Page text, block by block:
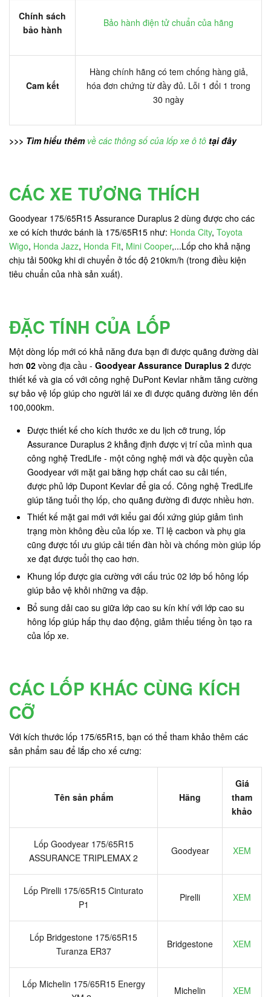
Chính sách
bảo hành
Bảo hành điện tử chuẩn của hãng
Cam kết
Hàng chính hãng có tem chống hàng giả,
hóa đơn chứng từ đầy đủ. Lỗi 1 đổi 1 trong
30 ngày
>>> Tìm hiểu thêm về các thông số của lốp xe ô tô tại đây
CÁC XE TƯƠNG THÍCH
Goodyear 175/65R15 Assurance Duraplus 2 dùng được cho các
xe có kích thước bánh là 175/65R15 như: Honda City, Toyota
Wigo, Honda Jazz, Honda Fit, Mini Cooper,...Lốp cho khả nặng
chịu tải 500kg khi di chuyển ở tốc độ 210km/h (trong điều kiện
tiêu chuẩn của nhà sản xuất).
ĐẶC TÍNH CỦA LỐP
Một dòng lốp mới có khả năng đưa bạn đi được quãng đường dài
hơn 02 vòng địa cầu - Goodyear Assurance Duraplus 2 được
thiết kế và gia cố với công nghệ DuPont Kevlar nhằm tăng cường
sự bảo vệ lốp giúp cho người lái xe đi được quãng đường lên đến
100,000km.
Được thiết kế cho kích thước xe du lịch cỡ trung, lốp
Assurance Duraplus 2 khẳng định được vị trí của mình qua
công nghệ TredLife - một công nghệ mới và độc quyền của
Goodyear với mặt gai bằng hợp chất cao su cải tiến,
được phủ lớp Dupont Kevlar để gia cố. Công nghệ TredLife
giúp tăng tuổi thọ lốp, cho quãng đường đi được nhiều hơn.
Thiết kế mặt gai mới với kiểu gai đối xứng giúp giảm tình
trạng mòn không đều của lốp xe. Tỉ lệ cacbon và phụ gia
cũng được tối ưu giúp cải tiến đàn hồi và chống mòn giúp lốp
xe đạt được tuổi thọ cao hơn.
Khung lốp được gia cường với cấu trúc 02 lớp bố hông lốp
giúp bảo vệ khỏi những va đập.
Bổ sung dải cao su giữa lớp cao su kín khí với lớp cao su
hông lốp giúp hấp thụ dao động, giảm thiểu tiếng ồn tạo ra
của lốp xe.
CÁC LỐP KHÁC CÙNG KÍCH
CỠ
Với kích thước lốp 175/65R15, bạn có thể tham khảo thêm các
sản phẩm sau để lắp cho xế cưng:
Tên sản phẩm Hãng
Giá
tham
khảo
Lốp Goodyear 175/65R15
ASSURANCE TRIPLEMAX 2
Goodyear XEM
Lốp Pirelli 175/65R15 Cinturato
P1
Pirelli XEM
Lốp Bridgestone 175/65R15
Turanza ER37
Bridgestone XEM
Lốp Michelin 175/65R15 Energy
Michelin XEM